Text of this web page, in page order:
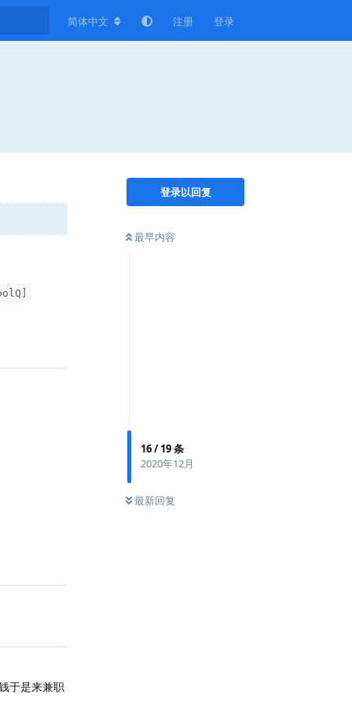
简体中文 注册 登录
登录以回复
最早内容
16/19条
2020年12月
最新回复
于是来兼职